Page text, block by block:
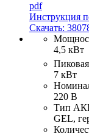
pdf
Инструкция
Скачать:
4,5 кВт
7 кВт
220 В
Тип
GEL,